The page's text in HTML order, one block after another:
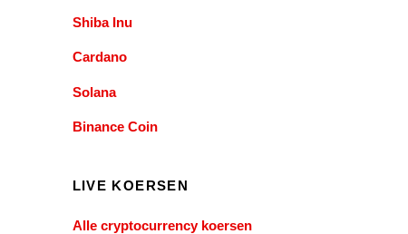
Shiba Inu
Cardano
Solana
Binance Coin
LIVE KOERSEN
Alle cryptocurrency koersen